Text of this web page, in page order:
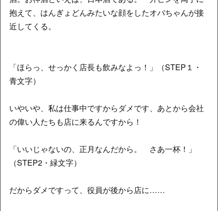
抱えて、はんぎょどんみたいな顔をしたオバちゃんが接
近してくる。
「ほらっ、せっかく店長も飲みなよっ！」（STEP１・
青文字）
いやいや、私は仕事中ですからダメです、あとから会社
の偉い人たちも店に来るんですから！
「いいじゃないの、正月なんだから。 さあ一杯！」
（STEP2・緑文字）
だからダメですって、役員が後から店に……